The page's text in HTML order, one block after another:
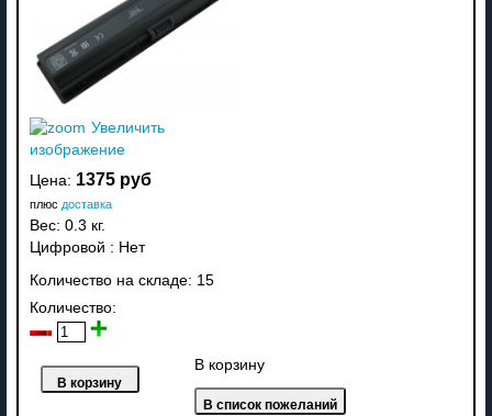
Увеличить
изображение
Цена: 1375 руб
плюс доставка
Вес: 0.3 кг.
Цифровой : Нет
Количество на складе: 15
Количество:
В корзину